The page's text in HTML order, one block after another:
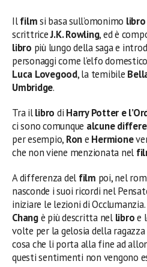
Ilfilmsi basa sull’omonimo libro
scrittriceJ.K. Rowling, ed è
libro più lungo della saga e
personaggi come l’elfo domestico
Luca Lovegood, la temibile
Umbridge.
Tra illibro di Harry Potter e
ci sono comunque alcune
per esempio, Rone Hermione
che non viene menzionata nel
A differenza del film poi, nel
nasconde i suoi ricordi nel
iniziare le lezioni di
Changè più descritta nel libroe
volte per la gelosia della
cosa che li porta alla fine ad
questi sentimenti non vengono